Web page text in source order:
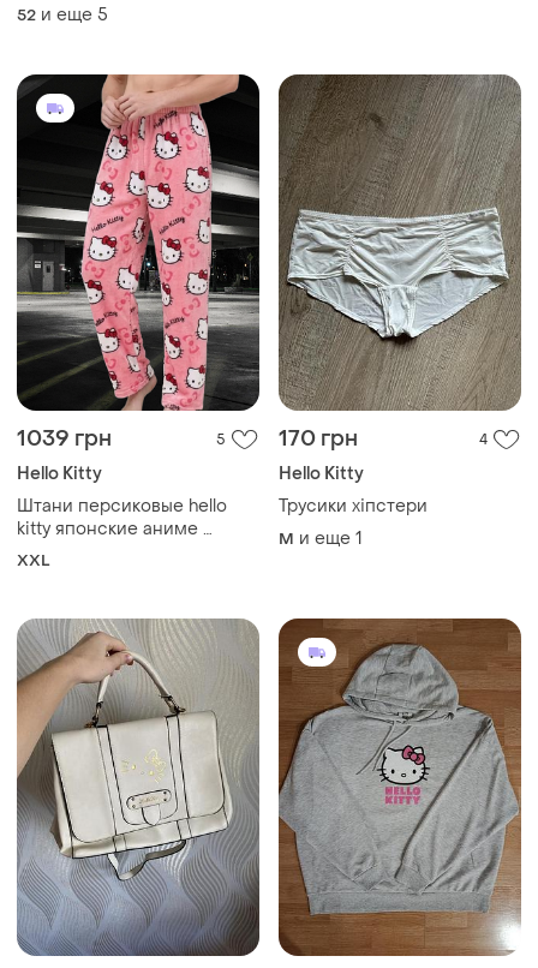
52 и еще 5
1039 грн 5
Hello Kitty
Штани персиковые hello
kitty японские аниме
унисекс
XXL
170 грн 4
Hello Kitty
Трусики хіпстери
M и еще 1